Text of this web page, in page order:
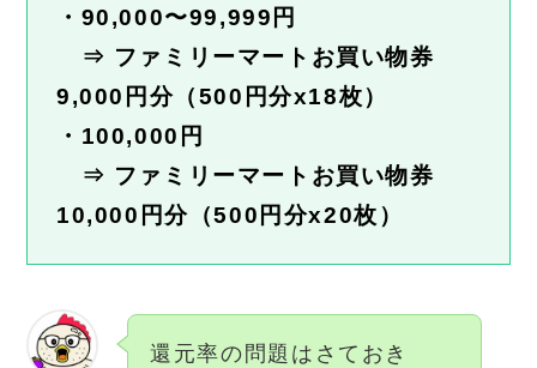
・90,000〜99,999円
⇒ ファミリーマートお買い物券
9,000円分（500円分x18枚）
・100,000円
⇒ ファミリーマートお買い物券
10,000円分（500円分x20枚）
還元率の問題はさておき